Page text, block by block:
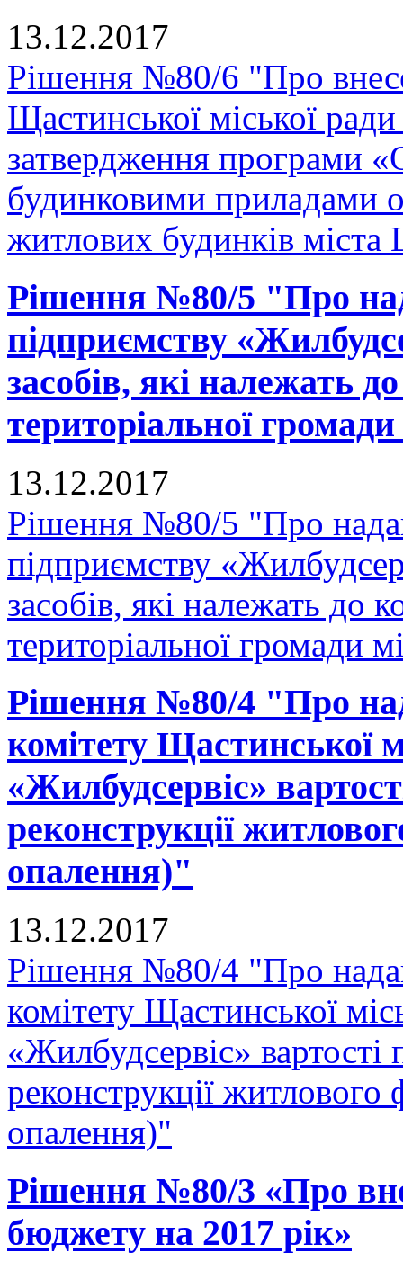
13.12.2017
Рішення №80/6 "Про
Щастинської міської
затвердження програми
будинковими приладами
житлових будинків
Рішення №80/5 "Про
підприємству
засобів, які належать
територіальної
13.12.2017
Рішення №80/5 "Про
підприємству
засобів, які належать до
територіальної громади
Рішення №80/4 "Про
комітету Щастинської
«Жилбудсервіс»
реконструкції
опалення)"
13.12.2017
Рішення №80/4 "Про
комітету Щастинської
«Жилбудсервіс» вартості
реконструкції
опалення)"
Рішення №80/3 «Про
бюджету на 2017 рік»